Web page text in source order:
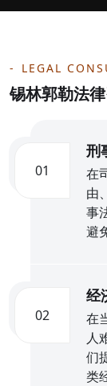
LEGAL
锡林郭勒法
01
刑
在
由
事
避
02
经
在
人
们
类